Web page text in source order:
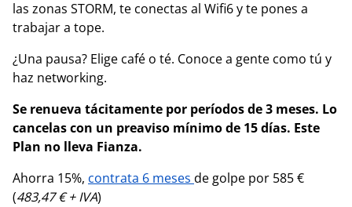
las zonas STORM, te conectas al Wifi6 y te pones a
trabajar a tope.
¿Una pausa? Elige café o té. Conoce a gente como tú y
haz networking.
Se renueva tácitamente por períodos de 3 meses. Lo
cancelas con un preaviso mínimo de 15 días. Este
Plan no lleva Fianza.
Ahorra 15%, contrata 6 meses de golpe por 585 €
(483,47 € + IVA)